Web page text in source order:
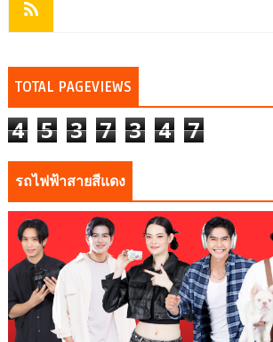
TOTAL PAGEVIEWS
4 5 3 7 3 4 7
รถไฟฟ้าสายสีแดง